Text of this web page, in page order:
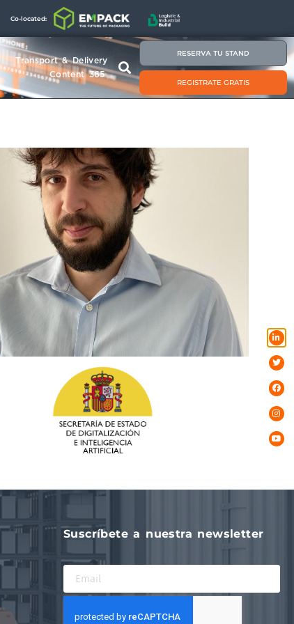
Co-located:
Transport & Delivery
Content 365
RESERVA TU STAND
REGISTRATE GRATIS
Rafael Lucena Chacón
Suscríbete a nuestra newsletter